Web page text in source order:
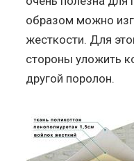
образом можно
жесткости. Для
стороны уложить
другой поролон.